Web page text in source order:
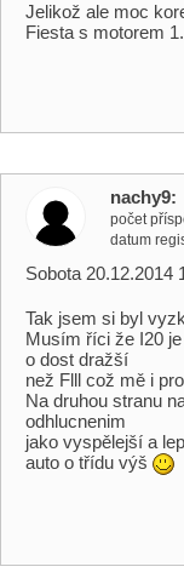
Jelikož ale moc
Fiesta s motorem
nachy9
počet
datum
Sobota 20.12.2014
Tak jsem si byl
Musím říci že I20
o dost dražší
než Flll což mě i
Na druhou stranu
odhlucnenim
jako vyspělejší a
auto o třídu výš